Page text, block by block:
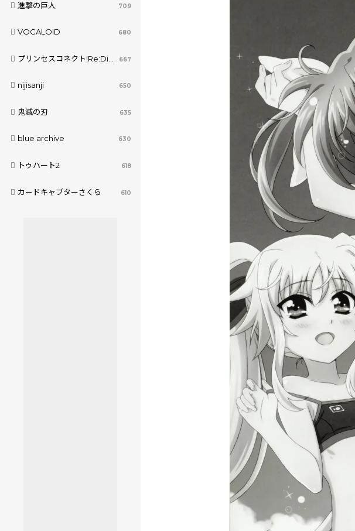
進撃の巨人 709
VOCALOID 680
プリンセスコネクト!Re:Dive 667
nijisanji 650
鬼滅の刃 635
blue archive 630
トゥハート2 618
カードキャプターさくら 610